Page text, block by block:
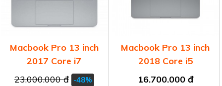
Macbook Pro 13 inch
2017 Core i7
23.000.000 đ -48%
Macbook Pro 13 inch
2018 Core i5
16.700.000 đ